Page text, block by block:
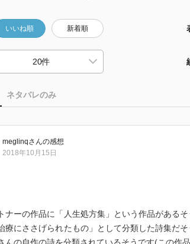
いいね順 新着順
ネタバレのみ
meglinqさんの感想
2018年10月15日
ナーの作品に「人生処方集」という作品がある
療にささげられたもの」として分類した詩集だ